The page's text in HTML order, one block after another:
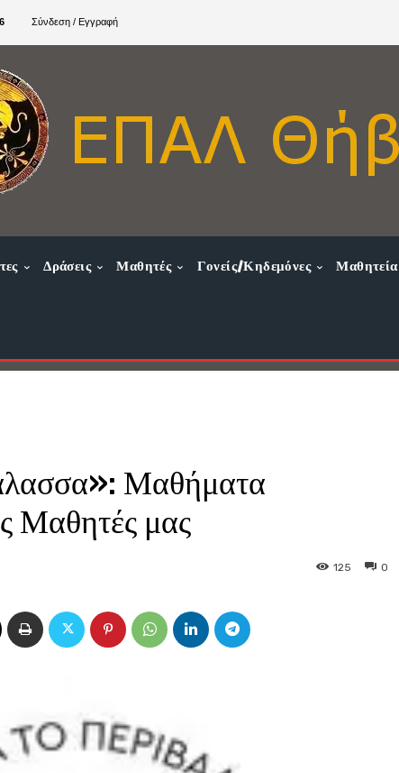
Σύνδεση / Εγγραφή
Δράσεις Μαθητές Γονείς/Κηδεμόνες Μαθητεία
Μαθήματα
Μαθητές μας
0
125